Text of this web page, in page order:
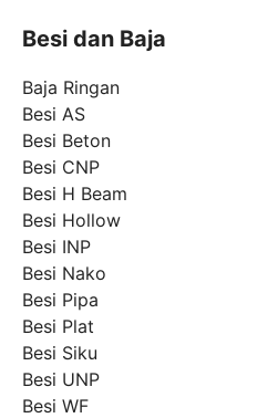
Besi dan Baja
Baja Ringan
Besi AS
Besi Beton
Besi CNP
Besi H Beam
Besi Hollow
Besi INP
Besi Nako
Besi Pipa
Besi Plat
Besi Siku
Besi UNP
Besi WF